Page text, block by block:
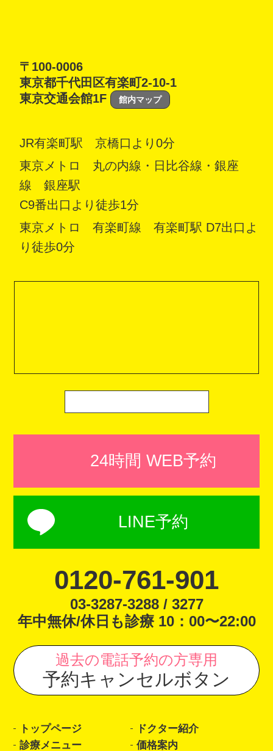
〒100-0006
東京都千代田区有楽町2-10-1
東京交通会館1F
館内マップ
JR有楽町駅 京橋口より0分
東京メトロ 丸の内線・日比谷線・銀座
線 銀座駅
C9番出口より徒歩1分
東京メトロ 有楽町線 有楽町駅 D7出口よ
り徒歩0分
24時間 WEB予約
LINE予約
0120-761-901
03-3287-3288 / 3277
年中無休/休日も診療 10：00〜22:00
過去の電話予約の方専用
予約キャンセルボタン
トップページ
ドクター紹介
診療メニュー
価格案内